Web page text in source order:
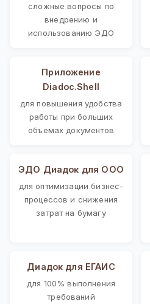
сложные вопросы по
внедрению и
использованию ЭДО
Приложение
Diadoc.Shell
для повышения удобства
работы при больших
объемах документов
ЭДО Диадок для ООО
для оптимизации бизнес-
процессов и снижения
затрат на бумагу
Диадок для ЕГАИС
для 100% выполнения
требований